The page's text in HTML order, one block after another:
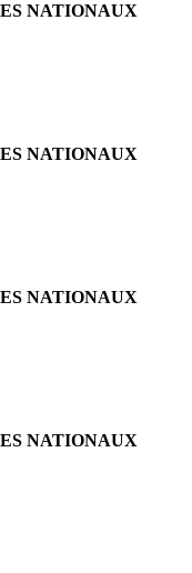
NATIONAUX
NATIONAUX
NATIONAUX
NATIONAUX